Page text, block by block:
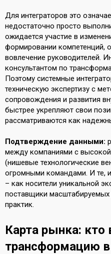
Для интеграторов это
недостаточно просто
ожидается участие в
формировании компетенций,
вовлечение руководителей.
консультантом по
Поэтому системные
техническую экспертизу с
сопровождения и развития
быстрее укрепляют свои
рассматриваются как
Подтверждение данными:
между компаниями с
(нишевые технологические
огромными командами. И те,
– как носители уникальной
поставщики
практик.
Карта рынка: кто
трансформацию в